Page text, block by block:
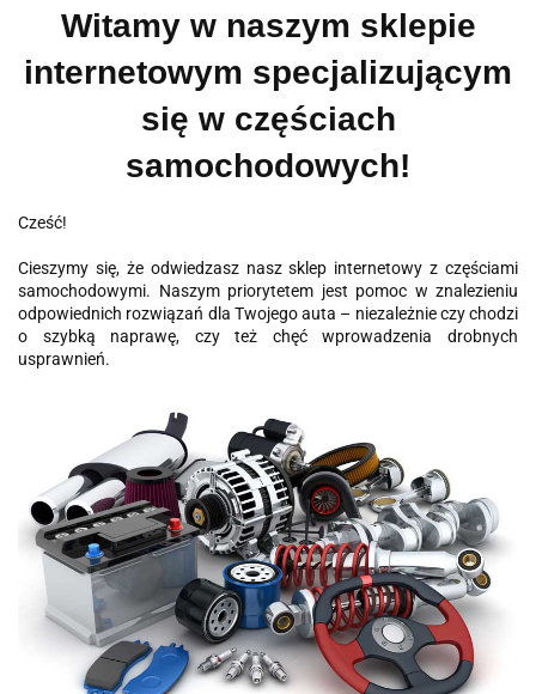
Witamy w naszym sklepie
internetowym specjalizującym
się w częściach
samochodowych!
Cześć!
Cieszymy się, że odwiedzasz nasz sklep internetowy z częściami
samochodowymi. Naszym priorytetem jest pomoc w znalezieniu
odpowiednich rozwiązań dla Twojego auta – niezależnie czy chodzi
o szybką naprawę, czy też chęć wprowadzenia drobnych
usprawnień.